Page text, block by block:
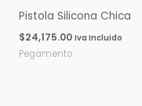
Pistola Silicona Chica
$24,175.00 Iva Incluido
Pegamento